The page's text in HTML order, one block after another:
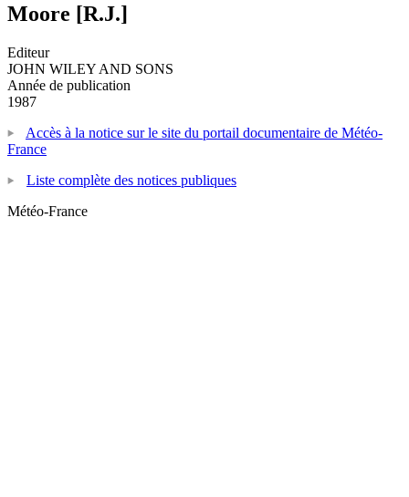
Moore [R.J.]
Editeur
JOHN WILEY AND SONS
Année de publication
1987
Accès à la notice sur le site du portail documentaire de Météo-
France
Liste complète des notices publiques
Météo-France